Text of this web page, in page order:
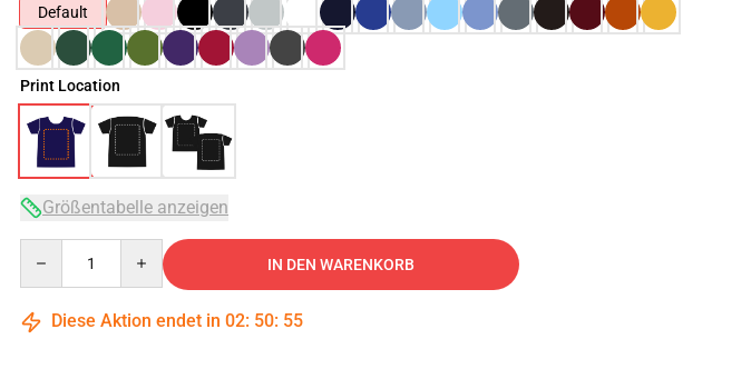
Default
Print Location
Größentabelle anzeigen
IN DEN WARENKORB
Diese Aktion endet in 02: 50: 54